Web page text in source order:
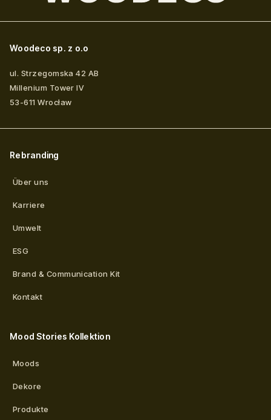
Woodeco sp. z o.o
ul. Strzegomska 42 AB
Millenium Tower IV
53-611 Wrocław
Rebranding
Über uns
Karriere
Umwelt
ESG
Brand & Communication Kit
Kontakt
Mood Stories Kollektion
Moods
Dekore
Produkte